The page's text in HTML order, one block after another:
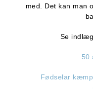
med. Det kan man
Se
50
Fødselar